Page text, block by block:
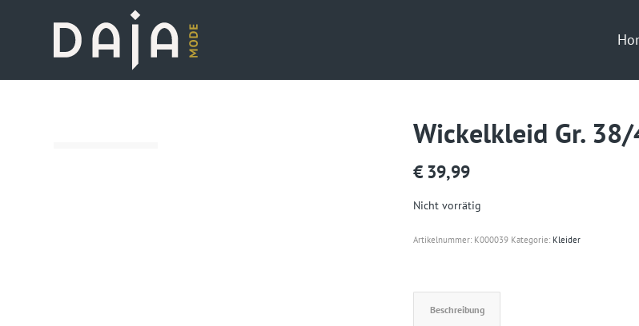
Wickelkleid Gr.
€ 39,99
Nicht vorrätig
Artikelnummer: K000039 Kategorie: Kleider
Beschreibung